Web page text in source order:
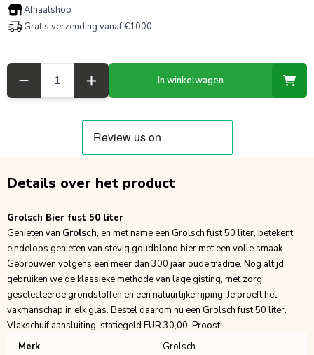
Afhaalshop
Gratis verzending vanaf €1000,-
In winkelwagen
Details over het product
Grolsch Bier fust 50 liter
Genieten van Grolsch, en met name een Grolsch fust 50 liter, betekent
eindeloos genieten van stevig goudblond bier met een volle smaak.
Gebrouwen volgens een meer dan 300 jaar oude traditie. Nog altijd
gebruiken we de klassieke methode van lage gisting, met zorg
geselecteerde grondstoffen en een natuurlijke rijping. Je proeft het
vakmanschap in elk glas. Bestel daarom nu een Grolsch fust 50 liter.
Vlakschuif aansluiting, statiegeld EUR 30,00. Proost!
Merk
Grolsch